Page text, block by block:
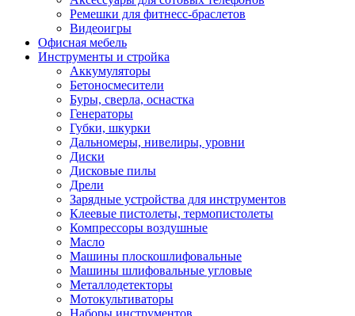
Ремешки для фитнесс-браслетов
Видеоигры
Офисная мебель
Инструменты и стройка
Аккумуляторы
Бетоносмесители
Буры, сверла, оснастка
Генераторы
Губки, шкурки
Дальномеры, нивелиры, уровни
Диски
Дисковые пилы
Дрели
Зарядные устройства для инструментов
Клеевые пистолеты, термопистолеты
Компрессоры воздушные
Масло
Машины плоскошлифовальные
Машины шлифовальные угловые
Металлодетекторы
Мотокультиваторы
Наборы инструментов